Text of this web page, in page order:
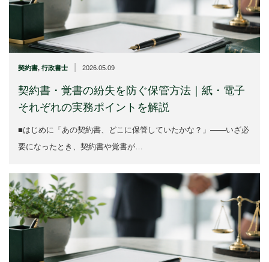
契約書, 行政書士 2026.05.09
契約書・覚書の紛失を防ぐ保管方法｜紙・電子
それぞれの実務ポイントを解説
■はじめに「あの契約書、どこに保管していたかな？」——いざ必
要になったとき、契約書や覚書が…